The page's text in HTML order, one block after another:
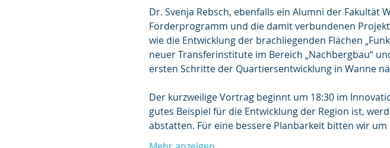
Dr. Svenja Rebsch, ebenfalls ein Alumni der Fakultät
Förderprogramm und die damit verbundenen
wie die Entwicklung der brachliegenden Flächen
neuer Transferinstitute im Bereich „Nachbergbau“
ersten Schritte der Quartiersentwicklung in Wanne
Der kurzweilige Vortrag beginnt um 18:30 im
gutes Beispiel für die Entwicklung der Region ist,
abstatten. Für eine bessere Planbarkeit bitten wir